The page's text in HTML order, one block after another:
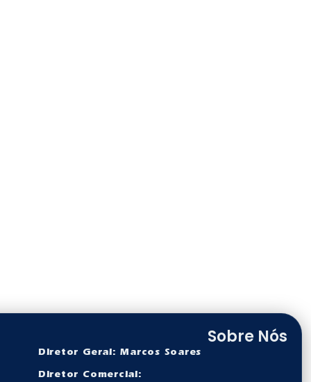
Sobre Nós
Diretor Geral: Marcos Soares
Diretor Comercial: